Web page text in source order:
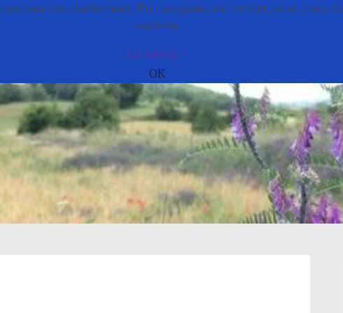
Cadre de vie
plus facilement. En naviguant sur ce site, vous nous
cookies.
En savoir +
OK